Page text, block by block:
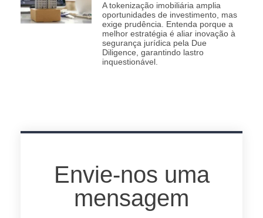
A tokenização imobiliária amplia
oportunidades de investimento, mas
exige prudência. Entenda porque a
melhor estratégia é aliar inovação à
segurança jurídica pela Due
Diligence, garantindo lastro
inquestionável.
Envie-nos uma
mensagem